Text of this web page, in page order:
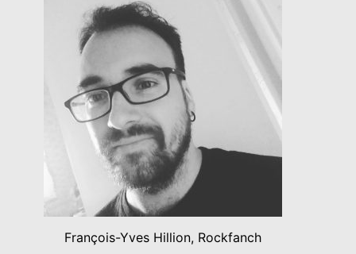
François-Yves Hillion, Rockfanch